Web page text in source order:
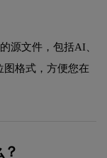
源文件，包括AI、
图格式，方便您在